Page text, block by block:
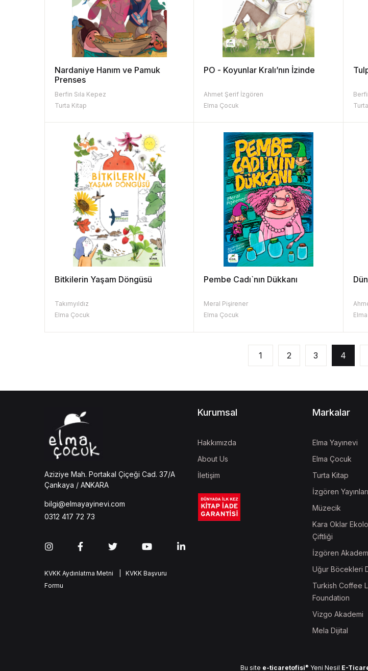
Nardaniye Hanım ve Pamuk
Prenses
Berfin Sıla Kepez
Turta Kitap
PO - Koyunlar Kralı’nın İzinde
Ahmet Şerif İzgören
Elma Çocuk
Bitkilerin Yaşam Döngüsü
Takımyıldız
Elma Çocuk
Pembe Cadı`nın Dükkanı
Meral Pişirener
Elma Çocuk
1 2 3 4
Aziziye Mah. Portakal Çiçeği Cad. 37/A
Çankaya / ANKARA
bilgi@elmayayinevi.com
0312 417 72 73
KVKK Aydınlatma Metni
| KVKK Başvuru
Formu
Kurumsal
Hakkımızda
About Us
İletişim
Markalar
Elma Yayınevi
Elma Çocuk
Turta Kitap
İzgören Yayınları
Müzecik
Kara Oklar
Çiftliği
İzgören
Uğur Böcekleri
Turkish Coffee
Foundation
Vizgo Akademi
Mela Dijital
Bu site e-ticaretofisi® Yeni Nesil E-